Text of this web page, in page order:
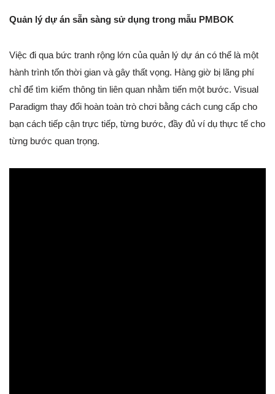
Quản lý dự án sẵn sàng sử dụng trong mẫu PMBOK
Việc đi qua bức tranh rộng lớn của quản lý dự án có thể là một
hành trình tốn thời gian và gây thất vọng. Hàng giờ bị lãng phí
chỉ để tìm kiếm thông tin liên quan nhằm tiến một bước. Visual
Paradigm thay đổi hoàn toàn trò chơi bằng cách cung cấp cho
bạn cách tiếp cận trực tiếp, từng bước, đầy đủ ví dụ thực tế cho
từng bước quan trọng.